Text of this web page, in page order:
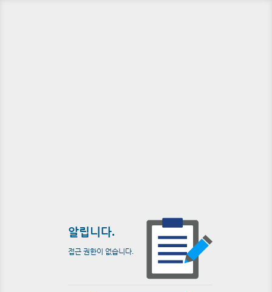
알립니다.
접근 권한이 없습니다.